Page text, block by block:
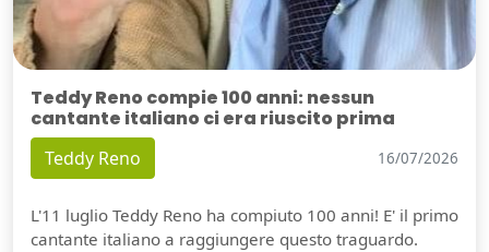
Teddy Reno compie 100 anni: nessun
cantante italiano ci era riuscito prima
Teddy Reno 16/07/2026
L'11 luglio Teddy Reno ha compiuto 100 anni! E' il primo
cantante italiano a raggiungere questo traguardo.